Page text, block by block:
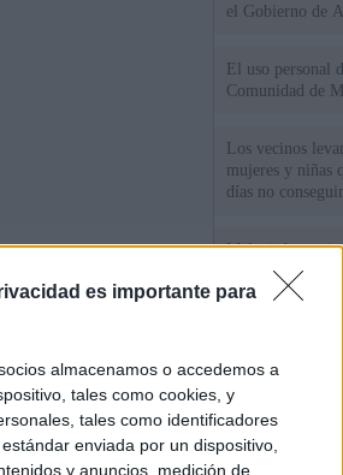
es importante para
almacenamos o accedemos a
tales como cookies, y
tales como identificadores
enviada por un dispositivo,
y anuncios, medición de
el Gobierno de
El uso personal
Comunidad de
Los vecinos
mujeres y niñas
días no
Meloni
mientras llama
para Italia con
principales, un
Legal Privacidad y Cookies